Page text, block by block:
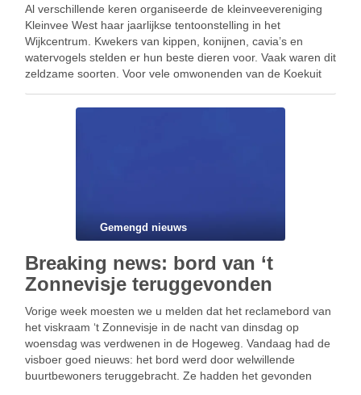
Al verschillende keren organiseerde de kleinveevereniging
Kleinvee West haar jaarlijkse tentoonstelling in het
Wijkcentrum. Kwekers van kippen, konijnen, cavia’s en
watervogels stelden er hun beste dieren voor. Vaak waren dit
zeldzame soorten. Voor vele omwonenden van de Koekuit
aangenaam tijdverdrijf. …
Gemengd nieuws
Breaking news: bord van ‘t
Zonnevisje teruggevonden
Vorige week moesten we u melden dat het reclamebord van
het viskraam ‘t Zonnevisje in de nacht van dinsdag op
woensdag was verdwenen in de Hogeweg. Vandaag had de
visboer goed nieuws: het bord werd door welwillende
buurtbewoners teruggebracht. Ze hadden het gevonden